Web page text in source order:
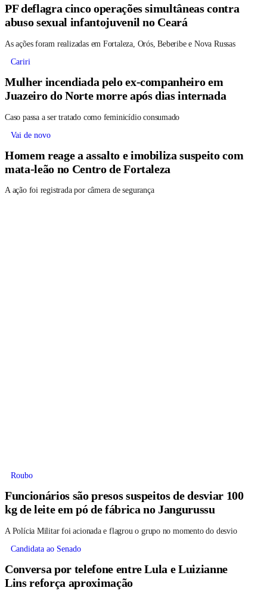
PF deflagra cinco operações simultâneas contra
abuso sexual infantojuvenil no Ceará
As ações foram realizadas em Fortaleza, Orós, Beberibe e Nova Russas
Cariri
Mulher incendiada pelo ex-companheiro em
Juazeiro do Norte morre após dias internada
Caso passa a ser tratado como feminicídio consumado
Vai de novo
Homem reage a assalto e imobiliza suspeito com
mata-leão no Centro de Fortaleza
A ação foi registrada por câmera de segurança
Roubo
Funcionários são presos suspeitos de desviar 100
kg de leite em pó de fábrica no Jangurussu
A Polícia Militar foi acionada e flagrou o grupo no momento do desvio
Candidata ao Senado
Conversa por telefone entre Lula e Luizianne
Lins reforça aproximação